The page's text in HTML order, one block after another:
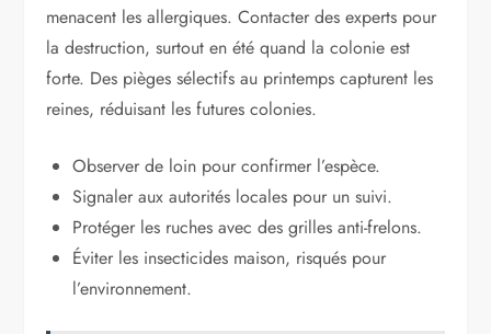
menacent les allergiques. Contacter des experts pour
la destruction, surtout en été quand la colonie est
forte. Des pièges sélectifs au printemps capturent les
reines, réduisant les futures colonies.
Observer de loin pour confirmer l’espèce.
Signaler aux autorités locales pour un suivi.
Protéger les ruches avec des grilles anti-frelons.
Éviter les insecticides maison, risqués pour
l’environnement.